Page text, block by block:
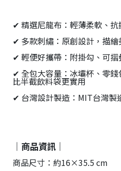
✔ 精選尼龍布：輕薄柔軟、
✔ 多款刺繡：原創設計，描
✔ 輕便好攜帶：附掛勾、可
✔ 全包大容量：冰壩杯、零錢
比半截飲料袋更實用
✔ 台灣設計製造：MIT台灣製
｜商品資訊｜
商品尺寸：約16×35.5 cm